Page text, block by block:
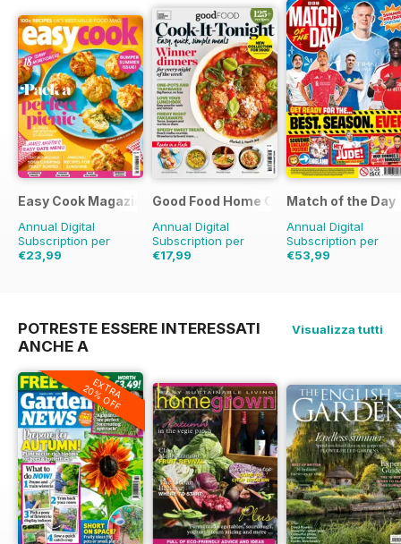
Easy Cook Magazine
Annual Digital
Subscription per
€23,99
Good Food Home Cooking Series
Annual Digital
Subscription per
€17,99
Match of the Day
Annual Digital
Subscription per
€53,99
POTRESTE ESSERE INTERESSATI
ANCHE A
Visualizza tutti
EXTRA
20% OFF